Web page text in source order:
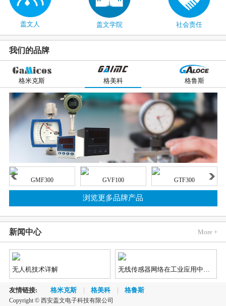
盖文人 盖文学院 社会责任
我们的品牌
格米克斯 格美科 格鲁斯
GMF300 GVF100 GTF300
浏览更多品牌产品
新闻中心 More +
无人机技术详解 无线传感器网络在工业应用中的发展趋势
2018《蓝牙市场最新资讯》
友情链接: 格米克斯 格美科 格鲁斯
Copyright © 西安盖文电子科技有限公司